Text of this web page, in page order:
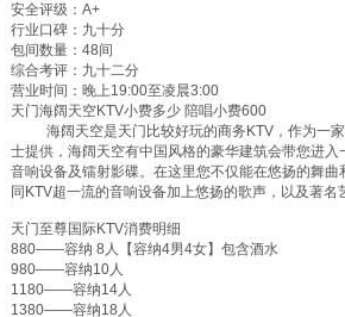
安全评级：A+
行业口碑：九十分
包间数量：48间
综合考评：九十二分
营业时间：晚上19:00至凌晨3:00
天门海阔天空KTV小费多少 陪唱小费600
海阔天空是天门比较好玩的商务KTV，作为一家
士提供，海阔天空有中国风格的豪华建筑会带您进
音响设备及镭射影碟。在这里您不仅能在悠扬的舞
同KTV超一流的音响设备加上悠扬的歌声，以及著名
天门至尊国际KTV消费明细
880——容纳 8人【容纳4男4女】包含酒水
980——容纳10人
1180——容纳14人
1380——容纳18人